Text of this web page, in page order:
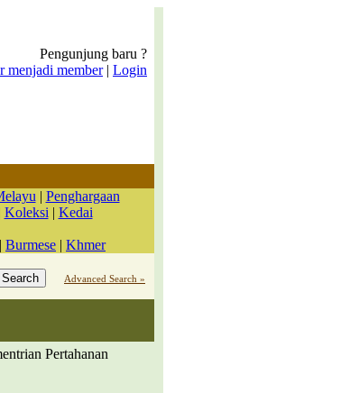
Pengunjung baru ?
menjadi member| Login
| Penghargaan
Koleksi | Kedai
| Burmese | Khmer
Advanced Search »
Pertahanan